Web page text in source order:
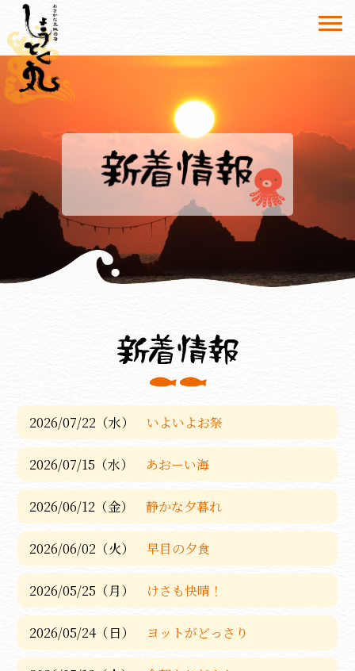
2026/07/22（水） いよいよお祭
2026/07/15（水） あおーい海
2026/06/12（金）静かな夕暮れ
2026/06/02（火）早目の夕食
2026/05/25（月） けさも快晴！
2026/05/24（日） ヨットがどっさり